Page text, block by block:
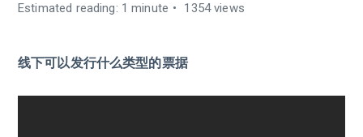
Estimated reading: 1 minute 1354 views
线下可以发行什么类型的票据